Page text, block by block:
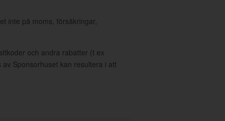
inte på moms, försäkringar,
och andra rabatter (t ex
Sponsorhuset kan resultera i att